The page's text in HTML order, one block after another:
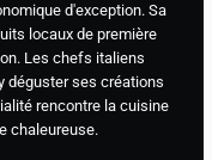
d'exception. Sa
locaux de première
Les chefs italiens
déguster ses créations
rencontre la cuisine
chaleureuse.